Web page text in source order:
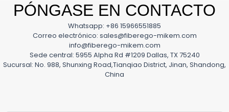
PÓNGASE EN CONTACTO
Whatsapp: +86 15966551885
Correo electrónico: sales@fiberego-mikem.com
info@fiberego-mikem.com
Sede central: 5955 Alpha Rd #1209 Dallas, TX 75240
Sucursal: No. 988, Shunxing Road,Tianqiao District, Jinan, Shandong,
China